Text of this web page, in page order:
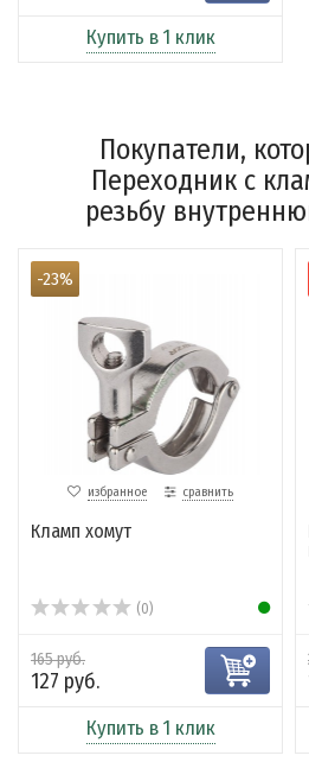
Купить в 1 клик
Покупатели,
Переходник с
резьбу
-23%
избранное сравнить
Кламп хомут
(0)
165 руб.
127 руб.
Купить в 1 клик